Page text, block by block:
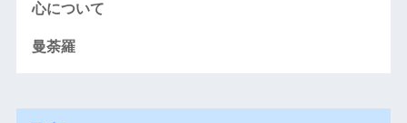
心について
曼荼羅